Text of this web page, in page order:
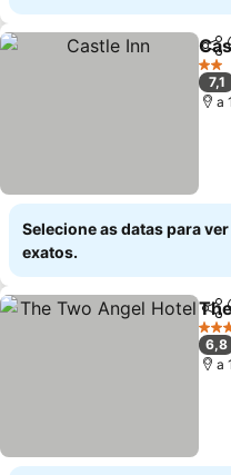
2
7,1
a
Selecione as datas para
exatos.
4
6,8
a